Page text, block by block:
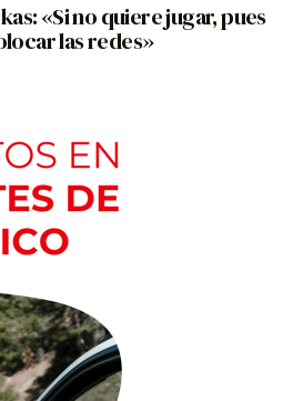
«Si no quiere jugar, pues
las redes»